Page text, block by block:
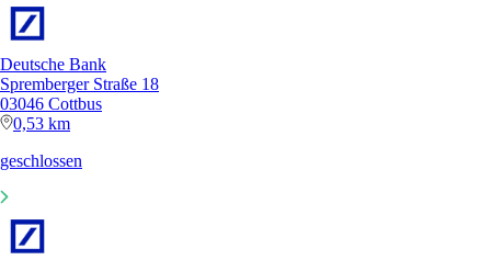
Deutsche Bank
Spremberger Straße 18
03046 Cottbus
0,53 km
geschlossen